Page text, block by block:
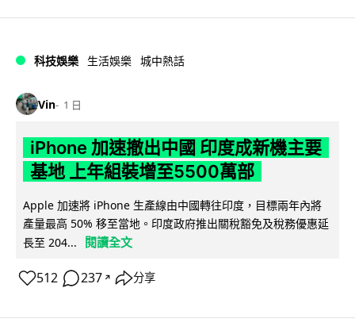
科技娛樂 生活娛樂 城中熱話
Vin 1 日
iPhone 加速撤出中國 印度成新機主要
基地 上年組裝增至5500萬部
Apple 加速將 iPhone 生產線由中國轉往印度，目標兩年內將
產量最高 50% 移至當地。印度政府推出關稅豁免及稅務優惠延
長至 204...
閱讀全文
512 237 ↗ 分享